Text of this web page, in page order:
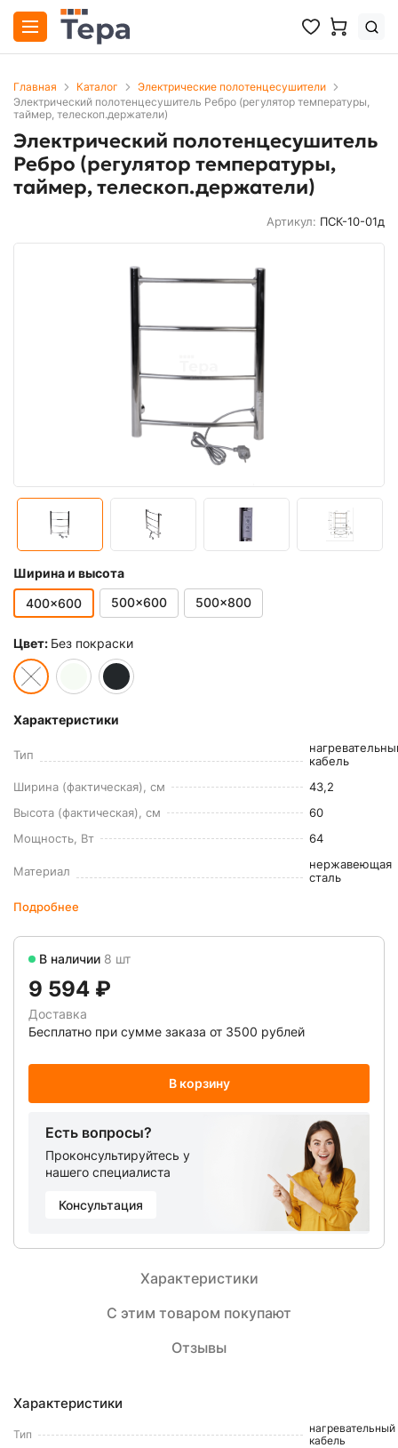
Главная Каталог
Электрические полотенцесушители
Электрический полотенцесушитель Ребро (регулятор температуры,
таймер, телескоп.держатели)
Электрический полотенцесушитель
Ребро (регулятор температуры,
таймер, телескоп.держатели)
Артикул: ПСК-10-01д
Ширина и высота
400x600
500x600 500x800
Цвет: Без покраски
Характеристики
Тип
кабель
Ширина (фактическая), см
43,2
Высота (фактическая), см
60
Мощность, Вт
64
Материал
нержавеющая
сталь
Подробнее
В наличии 8 шт
9 594 ₽
Доставка
Бесплатно при сумме заказа от 3500 рублей
В корзину
Есть вопросы?
Проконсультируйтесь у
нашего специалиста
Консультация
Характеристики
С этим товаром покупают
Отзывы
Характеристики
Тип
нагревательный
кабель